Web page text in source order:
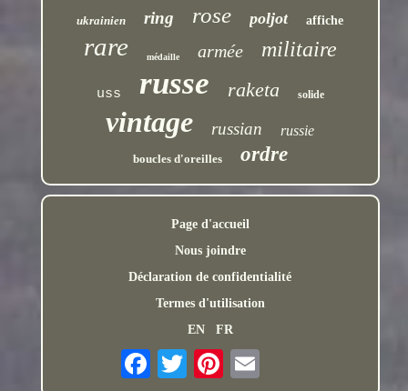
ukrainien ring rose poljot affiche
rare médaille armée militaire
uss russe raketa solide
vintage russian russie
boucles d'oreilles ordre
Page d'accueil
Nous joindre
Déclaration de confidentialité
Termes d'utilisation
EN
FR